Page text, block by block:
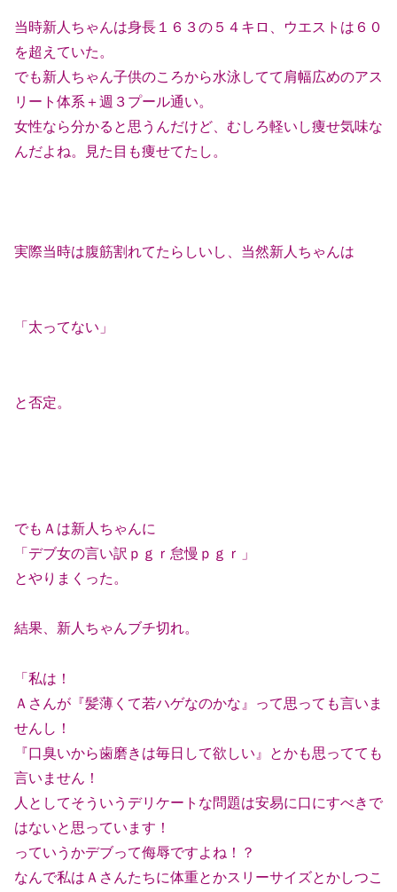
当時新人ちゃんは身長１６３の５４キロ、ウエストは６０
を超えていた。
でも新人ちゃん子供のころから水泳してて肩幅広めのアス
リート体系＋週３プール通い。
女性なら分かると思うんだけど、むしろ軽いし痩せ気味な
んだよね。見た目も痩せてたし。
実際当時は腹筋割れてたらしいし、当然新人ちゃんは
「太ってない」
と否定。
でもＡは新人ちゃんに
「デブ女の言い訳ｐｇｒ怠慢ｐｇｒ」
とやりまくった。
結果、新人ちゃんブチ切れ。
「私は！
Ａさんが『髪薄くて若ハゲなのかな』って思っても言いま
せんし！
『口臭いから歯磨きは毎日して欲しい』とかも思ってても
言いません！
人としてそういうデリケートな問題は安易に口にすべきで
はないと思っています！
っていうかデブって侮辱ですよね！？
なんで私はＡさんたちに体重とかスリーサイズとかしつこ